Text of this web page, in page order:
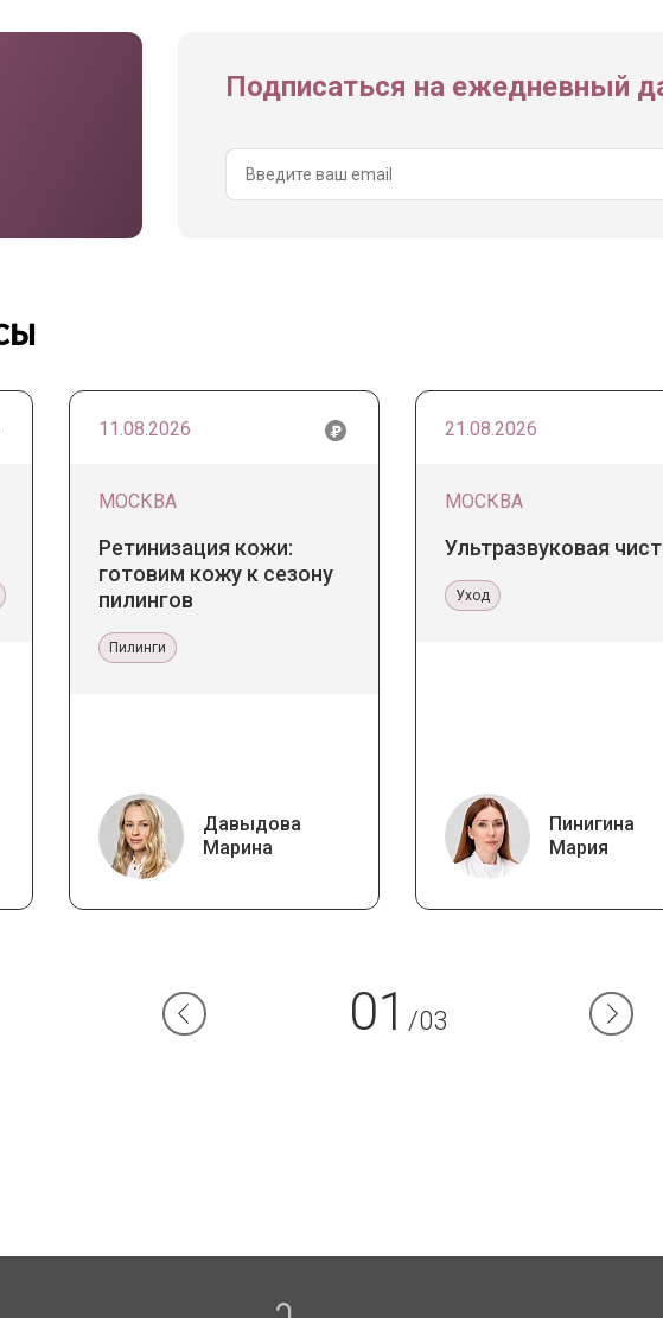
Подписаться на ежедневный
11.08.2026
МОСКВА
Ретинизация кожи:
готовим кожу к сезону
пилингов
Пилинги
Давыдова
Марина
21.08.2026
МОСКВА
Ультразвуковая
Уход
Пинигина
Мария
01 /03